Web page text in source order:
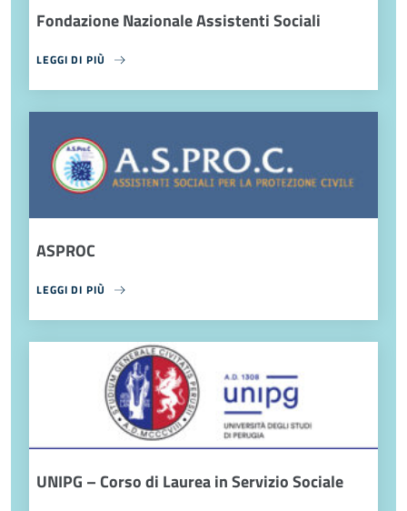
Fondazione Nazionale Assistenti Sociali
LEGGI DI PIÙ
ASPROC
LEGGI DI PIÙ
UNIPG – Corso di Laurea in Servizio Sociale